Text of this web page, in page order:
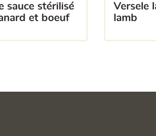
et boeuf
versele laga lara adult
lamb